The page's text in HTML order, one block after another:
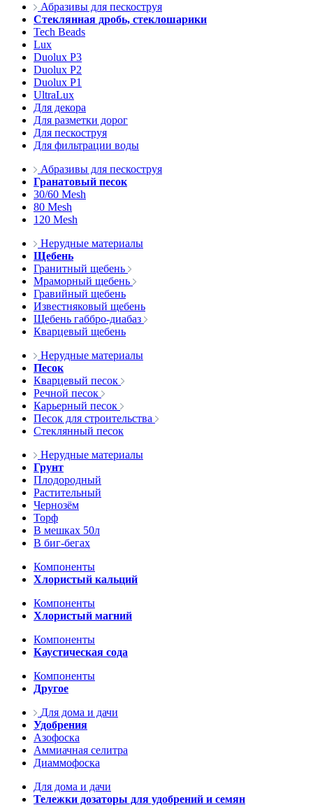
Абразивы для пескоструя
Стеклянная дробь, стеклошарики
Tech Beads
Lux
Duolux P3
Duolux P2
Duolux P1
UltraLux
Для декора
Для разметки дорог
Для пескоструя
Для фильтрации воды
Абразивы для пескоструя
Гранатовый песок
30/60 Mesh
80 Mesh
120 Mesh
Нерудные материалы
Щебень
Гранитный щебень
Мраморный щебень
Гравийный щебень
Известняковый щебень
Щебень габбро-диабаз
Кварцевый щебень
Нерудные материалы
Песок
Кварцевый песок
Речной песок
Карьерный песок
Песок для строительства
Стеклянный песок
Нерудные материалы
Грунт
Плодородный
Растительный
Чернозём
Торф
В мешках 50л
В биг-бегах
Компоненты
Хлористый кальций
Компоненты
Хлористый магний
Компоненты
Каустическая сода
Компоненты
Другое
Для дома и дачи
Удобрения
Азофоска
Аммиачная селитра
Диаммофоска
Для дома и дачи
Тележки дозаторы для удобрений и семян